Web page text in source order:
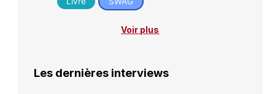
Voir plus
Les dernières interviews